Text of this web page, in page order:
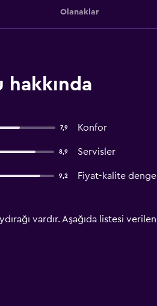
Olanaklar
hakkında
7,9 Konfor
8,9 Servisler
9,2 Fiyat-kalite
vardır. Aşağıda listesi